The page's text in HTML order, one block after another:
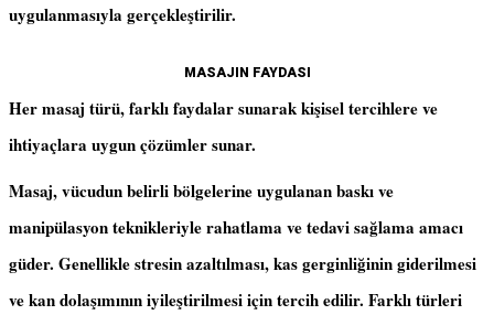
uygulanmasıyla gerçekleştirilir.
MASAJIN FAYDASI
Her masaj türü, farklı faydalar sunarak kişisel tercihlere ve
ihtiyaçlara uygun çözümler sunar.
Masaj, vücudun belirli bölgelerine uygulanan baskı ve
manipülasyon teknikleriyle rahatlama ve tedavi sağlama amacı
güder. Genellikle stresin azaltılması, kas gerginliğinin giderilmesi
ve kan dolaşımının iyileştirilmesi için tercih edilir. Farklı türleri